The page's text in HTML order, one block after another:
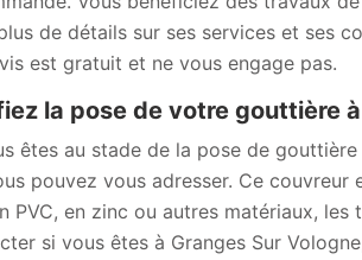
de détails sur ses services et ses
est gratuit et ne vous engage pas.
la pose de votre gouttière
êtes au stade de la pose de
pouvez vous adresser. Ce
PVC, en zinc ou autres matériaux, les
si vous êtes à Granges Sur